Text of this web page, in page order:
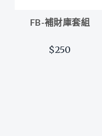
FB-補財庫套組
$250